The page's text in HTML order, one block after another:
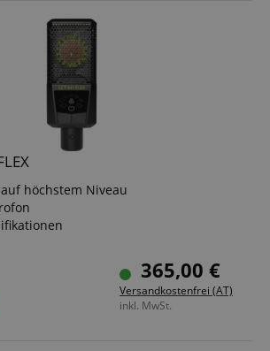
höchstem Niveau
inkl. drei gedrehte
Magnetischer Popschutz,
Transporttasche
365,00 €
Versandkostenfrei (AT)
inkl. MwSt.